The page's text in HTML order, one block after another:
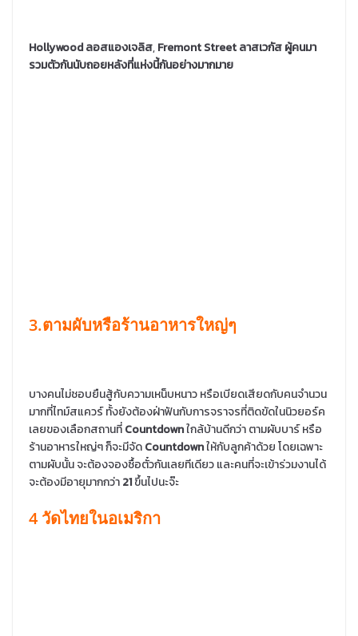
Hollywood ลอสแองเจลิส,Fremont Street ลาสเวกัส ผู้คนมา
รวมตัวกันนับถอยหลังที่แห่งนี้กันอย่างมากมาย
3.ตามผับหรือร้านอาหารใหญ่ๆ
บางคนไม่ชอบยืนสู้กับความเหน็บหนาว หรือเบียดเสียดกับคนจำนวน
มากที่ไทม์สแควร์ ทั้งยังต้องฝ่าฟันกับการจราจรที่ติดขัดในนิวยอร์ค
เลยของเลือกสถานที่Countdownใกล้บ้านดีกว่า ตามผับบาร์ หรือ
ร้านอาหารใหญ่ๆ ก็จะมีจัดCountdownให้กับลูกค้าด้วย โดยเฉพาะ
ตามผับนั้น จะต้องจองซื้อตั๋วกันเลยทีเดียว และคนที่จะเข้าร่วมงานได้
จะต้องมีอายุมากกว่า21ขึ้นไปนะจ๊ะ
4 วัดไทยในอเมริกา